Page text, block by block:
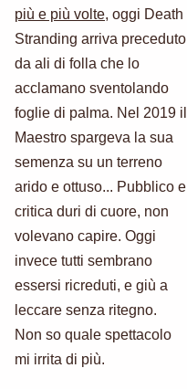
più e più volte, oggi Death
Stranding arriva preceduto
da ali di folla che lo
acclamano sventolando
foglie di palma. Nel 2019 il
Maestro spargeva la sua
semenza su un terreno
arido e ottuso... Pubblico e
critica duri di cuore, non
volevano capire. Oggi
invece tutti sembrano
essersi ricreduti, e giù a
leccare senza ritegno.
Non so quale spettacolo
mi irrita di più.